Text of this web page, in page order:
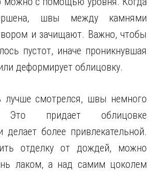
швы между камнями
и зачищают. Важно, чтобы
пустот, иначе проникнувшая
деформирует облицовку.
лучше смотрелся, швы немного
Это придает облицовке
делает более привлекательной.
отделку от дождей, можно
лаком, а над самим цоколем